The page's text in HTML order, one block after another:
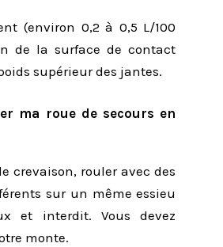
(environ 0,2 à 0,5 L/100
de la surface de contact
supérieur des jantes.
ma roue de secours en
crevaison, rouler avec des
sur un même essieu
et interdit. Vous devez
monte.